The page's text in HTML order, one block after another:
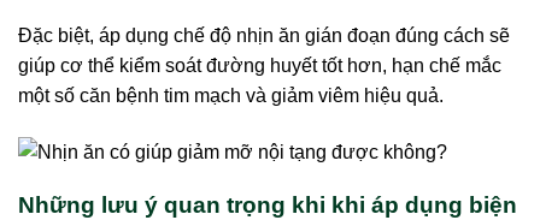
Đặc biệt, áp dụng chế độ nhịn ăn gián đoạn đúng cách sẽ
giúp cơ thể kiểm soát đường huyết tốt hơn, hạn chế mắc
một số căn bệnh tim mạch và giảm viêm hiệu quả.
Những lưu ý quan trọng khi khi áp dụng biện